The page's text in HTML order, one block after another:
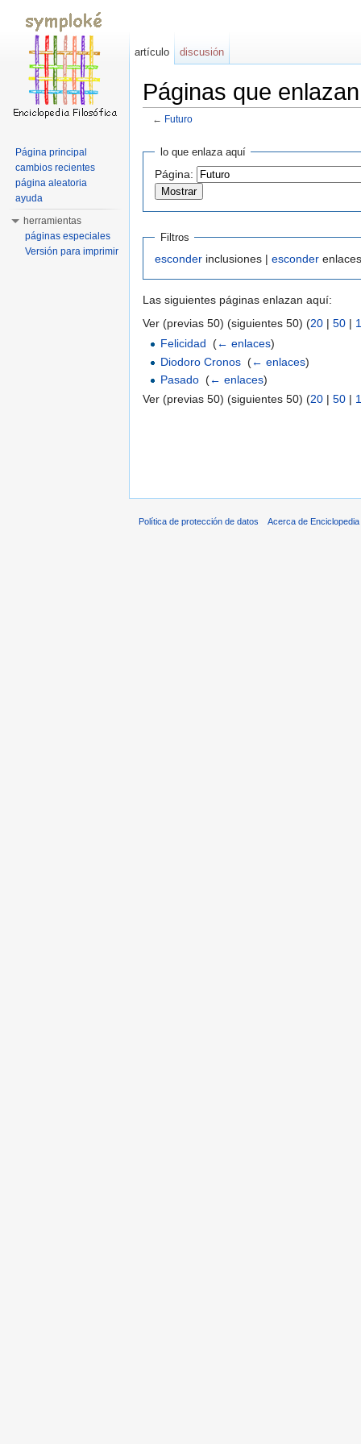
Páginas que
← Futuro
lo que enlaza aquí
Página:
Filtros
esconder inclusiones | esconder
Las siguientes páginas enlazan aquí:
Ver (previas 50) (siguientes 50) (20 | 50 |
Felicidad
(← enlaces)
Diodoro Cronos (← enlaces)
Pasado (← enlaces)
Ver (previas 50) (siguientes 50) (20 | 50 |
artículo discusión
Página principal
cambios recientes
página aleatoria
ayuda
herramientas
páginas especiales
Versión para imprimir
Política de protección de datos Acerca de